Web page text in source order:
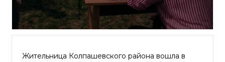
Жительница Колпашевского района вошла в